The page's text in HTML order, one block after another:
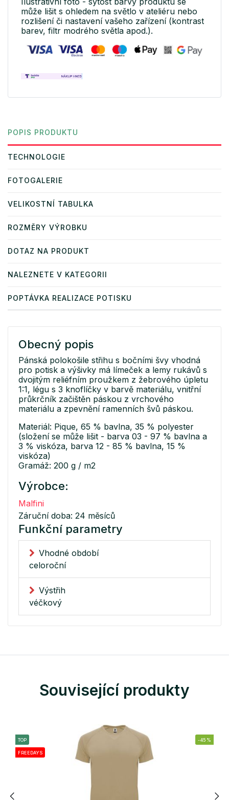
může lišit s ohledem na světlo v ateliéru nebo
rozlišení či nastavení vašeho zařízení (kontrast
barev, filtr modrého světla apod.).
POPIS PRODUKTU
TECHNOLOGIE
FOTOGALERIE
VELIKOSTNÍ TABULKA
ROZMĚRY VÝROBKU
DOTAZ NA PRODUKT
NALEZNETE V KATEGORII
POPTÁVKA REALIZACE POTISKU
Obecný popis
Pánská polokošile střihu s bočními švy vhodná
pro potisk a výšivky má límeček a lemy rukávů s
dvojitým reliéfním proužkem z žebrového úpletu
1:1, légu s 3 knoflíčky v barvě materiálu, vnitřní
průkrčník začištěn páskou z vrchového
materiálu a zpevnění ramenních švů páskou.
Materiál: Pique, 65 % bavlna, 35 % polyester
(složení se může lišit - barva 03 - 97 % bavlna a
3 % viskóza, barva 12 - 85 % bavlna, 15 %
viskóza)
Gramáž: 200 g / m2
Výrobce:
Malfini
Záruční doba: 24 měsíců
Funkční parametry
Vhodné období
celoroční
Výstřih
véčkový
Související produkty
TOP
FREEDAYS
-45%